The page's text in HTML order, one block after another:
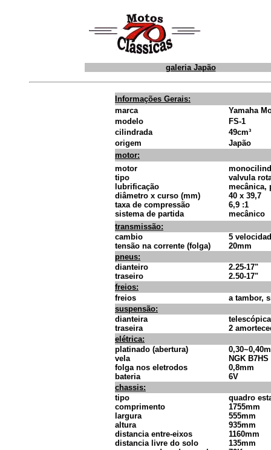
galeria Japão
Informações Gerais:
marca
Yamaha
modelo
FS-1
cilindrada
49cm³
origem
Japão
motor:
motor
tipo
lubrificação
diâmetro x curso (mm)
taxa de compressão
sistema de partida
valvula
mecânica,
40 x 39,7
6,9 :1
mecânico
transmissão:
cambio
tensão na corrente (folga)
5
20mm
pneus:
dianteiro
traseiro
2.25-17"
2.50-17"
freios:
freios
a tambor,
suspensão:
dianteira
traseira
2
elétrica:
platinado (abertura)
vela
folga nos eletrodos
bateria
NGK B7HS
0,8mm
6V
chassis:
tipo
comprimento
largura
altura
distancia entre-eixos
distancia livre do solo
quadro
1755mm
555mm
935mm
1160mm
135mm